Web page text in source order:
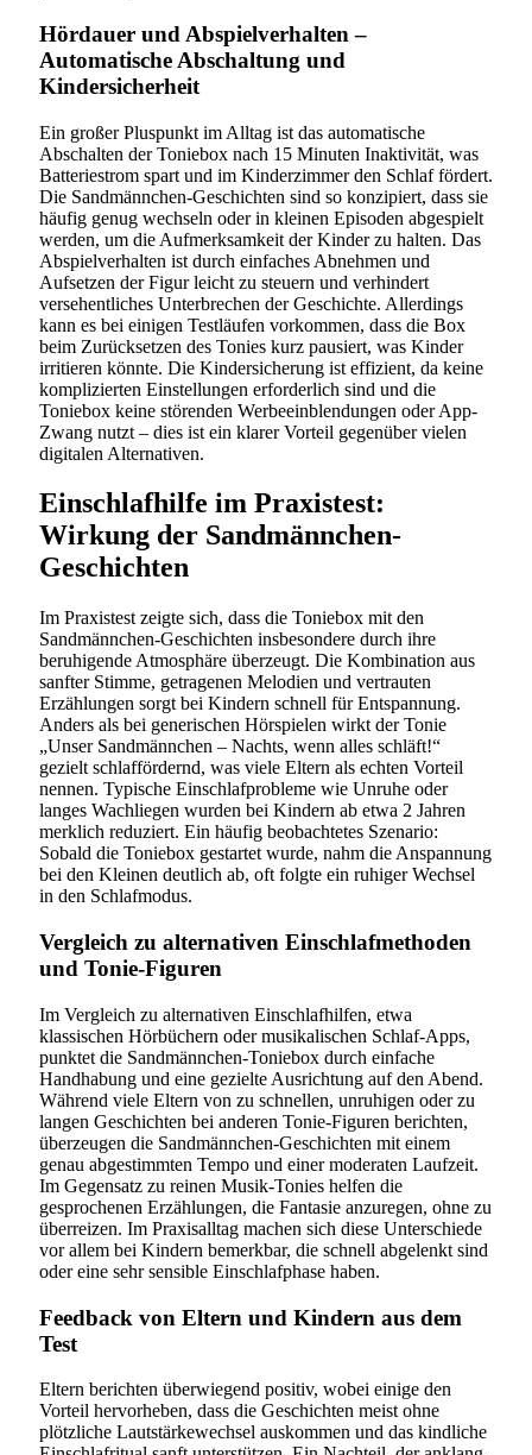
Hördauer und Abspielverhalten –
Automatische Abschaltung und
Kindersicherheit
Ein großer Pluspunkt im Alltag ist das automatische
Abschalten der Toniebox nach 15 Minuten Inaktivität, was
Batteriestrom spart und im Kinderzimmer den Schlaf fördert.
Die Sandmännchen-Geschichten sind so konzipiert, dass sie
häufig genug wechseln oder in kleinen Episoden abgespielt
werden, um die Aufmerksamkeit der Kinder zu halten. Das
Abspielverhalten ist durch einfaches Abnehmen und
Aufsetzen der Figur leicht zu steuern und verhindert
versehentliches Unterbrechen der Geschichte. Allerdings
kann es bei einigen Testläufen vorkommen, dass die Box
beim Zurücksetzen des Tonies kurz pausiert, was Kinder
irritieren könnte. Die Kindersicherung ist effizient, da keine
komplizierten Einstellungen erforderlich sind und die
Toniebox keine störenden Werbeeinblendungen oder App-
Zwang nutzt – dies ist ein klarer Vorteil gegenüber vielen
digitalen Alternativen.
Einschlafhilfe im Praxistest:
Wirkung der Sandmännchen-
Geschichten
Im Praxistest zeigte sich, dass die Toniebox mit den
Sandmännchen-Geschichten insbesondere durch ihre
beruhigende Atmosphäre überzeugt. Die Kombination aus
sanfter Stimme, getragenen Melodien und vertrauten
Erzählungen sorgt bei Kindern schnell für Entspannung.
Anders als bei generischen Hörspielen wirkt der Tonie
„Unser Sandmännchen – Nachts, wenn alles schläft!“
gezielt schlaffördernd, was viele Eltern als echten Vorteil
nennen. Typische Einschlafprobleme wie Unruhe oder
langes Wachliegen wurden bei Kindern ab etwa 2 Jahren
merklich reduziert. Ein häufig beobachtetes Szenario:
Sobald die Toniebox gestartet wurde, nahm die Anspannung
bei den Kleinen deutlich ab, oft folgte ein ruhiger Wechsel
in den Schlafmodus.
Vergleich zu alternativen Einschlafmethoden
und Tonie-Figuren
Im Vergleich zu alternativen Einschlafhilfen, etwa
klassischen Hörbüchern oder musikalischen Schlaf-Apps,
punktet die Sandmännchen-Toniebox durch einfache
Handhabung und eine gezielte Ausrichtung auf den Abend.
Während viele Eltern von zu schnellen, unruhigen oder zu
langen Geschichten bei anderen Tonie-Figuren berichten,
überzeugen die Sandmännchen-Geschichten mit einem
genau abgestimmten Tempo und einer moderaten Laufzeit.
Im Gegensatz zu reinen Musik-Tonies helfen die
gesprochenen Erzählungen, die Fantasie anzuregen, ohne zu
überreizen. Im Praxisalltag machen sich diese Unterschiede
vor allem bei Kindern bemerkbar, die schnell abgelenkt sind
oder eine sehr sensible Einschlafphase haben.
Feedback von Eltern und Kindern aus dem
Test
Eltern berichten überwiegend positiv, wobei einige den
Vorteil hervorheben, dass die Geschichten meist ohne
plötzliche Lautstärkewechsel auskommen und das kindliche